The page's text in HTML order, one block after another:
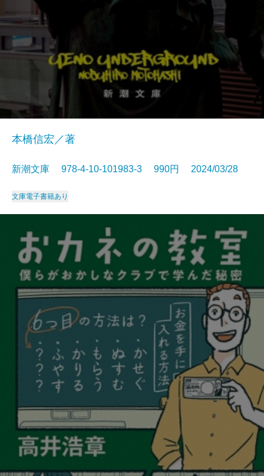
本橋信宏／著
新潮文庫 978-4-10-101983-3 990円 2024/03/28
文庫電子書籍あり